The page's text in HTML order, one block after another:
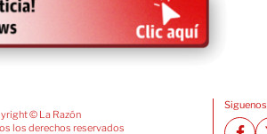
© La Razón
los derechos reservados